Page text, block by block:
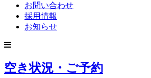
お問い合わせ
採用情報
お知らせ
空き状況・ご予約